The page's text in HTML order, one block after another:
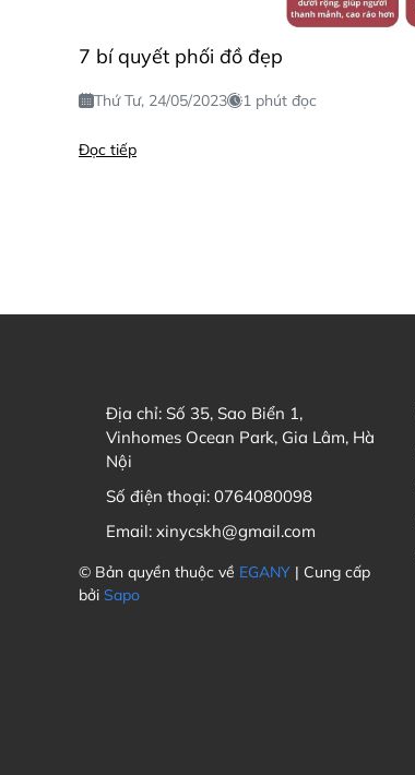
7 bí quyết phối đồ đẹp
Thứ Tư, 24/05/2023 1 phút đọc
Đọc tiếp
Địa chỉ: Số 35, Sao Biển 1,
Vinhomes Ocean Park, Gia Lâm, Hà
Nội
Số điện thoại: 0764080098
Email: xinycskh@gmail.com
© Bản quyền thuộc về EGANY | Cung cấp
bởi Sapo